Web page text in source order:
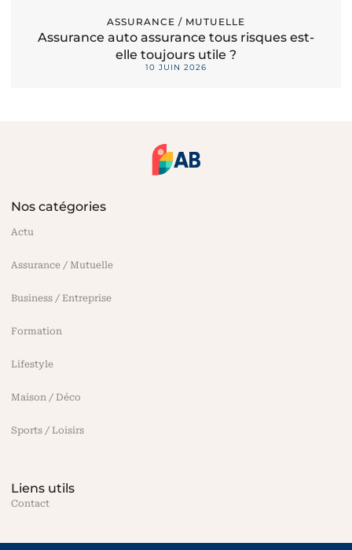
ASSURANCE / MUTUELLE
Assurance auto assurance tous risques est-
elle toujours utile ?
10 JUIN 2026
Nos catégories
Actu
Assurance / Mutuelle
Business / Entreprise
Formation
Lifestyle
Maison / Déco
Sports / Loisirs
Liens utils
Contact